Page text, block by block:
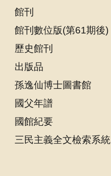
著
權
聲
明
雙
詞
彙
對
館刊
館刊數位版(第61期後)
歷史館刊
出版品
孫逸仙博士圖書館
國父年譜
國館紀要
三民主義全文檢索系統